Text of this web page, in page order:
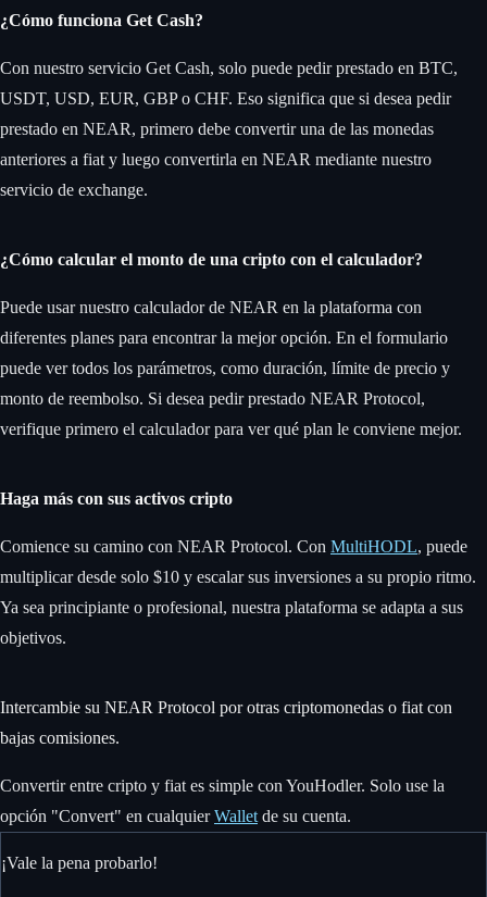
¿Cómo funciona Get Cash?
Con nuestro servicio Get Cash, solo puede pedir prestado en BTC,
USDT, USD, EUR, GBP o CHF. Eso significa que si desea pedir
prestado en NEAR, primero debe convertir una de las monedas
anteriores a fiat y luego convertirla en NEAR mediante nuestro
servicio de exchange.
¿Cómo calcular el monto de una cripto con el calculador?
Puede usar nuestro calculador de NEAR en la plataforma con
diferentes planes para encontrar la mejor opción. En el formulario
puede ver todos los parámetros, como duración, límite de precio y
monto de reembolso. Si desea pedir prestado NEAR Protocol,
verifique primero el calculador para ver qué plan le conviene mejor.
Haga más con sus activos cripto
Comience su camino con NEAR Protocol. Con MultiHODL, puede
multiplicar desde solo $10 y escalar sus inversiones a su propio ritmo.
Ya sea principiante o profesional, nuestra plataforma se adapta a sus
objetivos.
Intercambie su NEAR Protocol por otras criptomonedas o fiat con
bajas comisiones.
Convertir entre cripto y fiat es simple con YouHodler. Solo use la
opción "Convert" en cualquierWallet de su cuenta.
¡Vale la pena probarlo!